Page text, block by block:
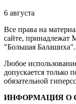
6 августа
Все права на
сайте,
"Большая Балашиха".
Любое
допускается только
обязательной
ИНФОРМАЦИЯ О